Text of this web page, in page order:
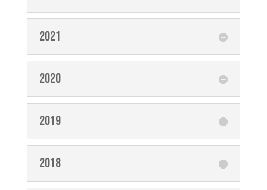
2021
2020
2019
2018